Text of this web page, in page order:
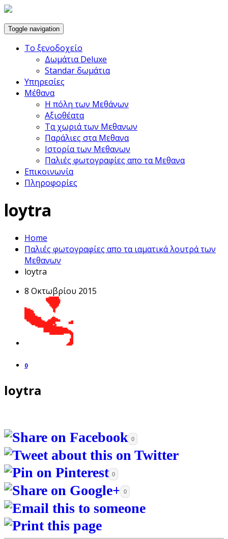
Toggle navigation
Το ξενοδοχείο
Δωμάτια Deluxe
Standar δωμάτια
Υπηρεσίες
Μέθανα
Η πόλη των Μεθάνων
Αξιοθέατα
Τα χωριά των Μεθανων
Παράλιες στα Μεθανα
Ιστορία των Μεθανων
Παλιές φωτογραφίες απο τα Μεθανα
Επικοινωνία
Πληροφορίες
loytra
Home
Παλιές φωτογραφίες απο τα ιαματικά λουτρά των
Μεθανων
loytra
8 Οκτωβρίου 2015
0
loytra
0
0
0